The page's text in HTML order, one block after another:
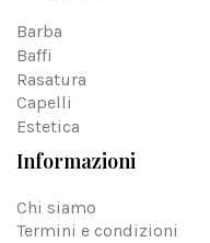
Barba
Baffi
Rasatura
Capelli
Estetica
Informazioni
Chi siamo
Termini e condizioni